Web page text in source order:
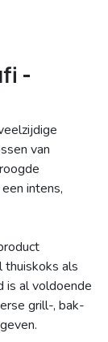
-
van
intens,
als
is al voldoende
grill-, bak-